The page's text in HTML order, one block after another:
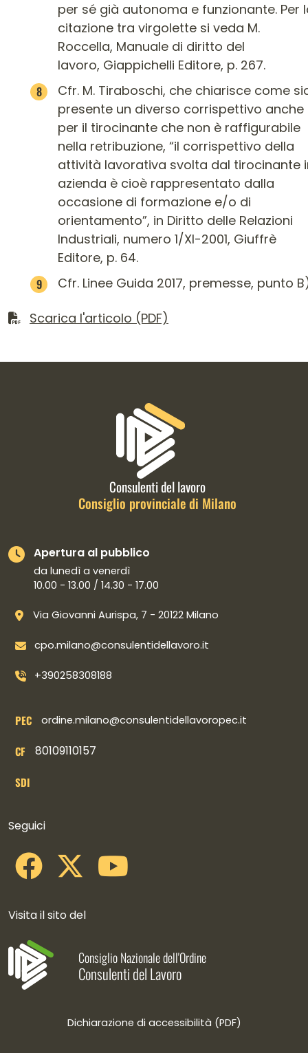
per sé già autonoma e funzionante. Per
citazione tra virgolette si veda M.
Roccella, Manuale di diritto del
lavoro, Giappichelli Editore, p. 267.
Cfr. M. Tiraboschi, che chiarisce come
presente un diverso corrispettivo anche
per il tirocinante che non è raffigurabile
nella retribuzione, “il corrispettivo della
attività lavorativa svolta dal tirocinante
azienda è cioè rappresentato dalla
occasione di formazione e/o di
orientamento”, in Diritto delle Relazioni
Industriali, numero 1/XI-2001, Giuffrè
Editore, p. 64.
Cfr. Linee Guida 2017, premesse, punto
Scarica il file
Scarica l'articolo (PDF)
Informazioni di contatto e link
Consulenti del lavoro
Consiglio provinciale di Milano
Apertura al pubblico
da lunedì a venerdì
10.00 - 13.00 / 14.30 - 17.00
Via Giovanni Aurispa, 7 - 20122 Milano
cpo.milano@consulentidellavoro.it
+390258308188
PEC ordine.milano@consulentidellavoropec.it
CF 80109110157
SDI
Seguici
Visita il sito del
Consiglio Nazionale dell'Ordine
Consulenti del Lavoro
Dichiarazione di accessibilità (PDF)